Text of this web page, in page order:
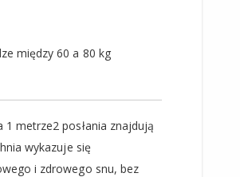
między 60 a 80 kg
metrze2 posłania znajdują
wykazuje się
i zdrowego snu, bez